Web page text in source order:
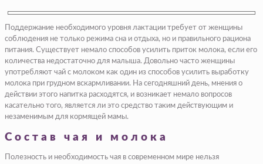
Поддержание необходимого уровня лактации требует от женщины
соблюдения не только режима сна и отдыха, но и правильного рациона
питания. Существует немало способов усилить приток молока, если его
количества недостаточно для малыша. Довольно часто женщины
употребляют чай с молоком как один из способов усилить выработку
молока при грудном вскармливании. На сегодняшний день, мнения о
действии этого напитка расходятся, и возникает немало вопросов
касательно того, является ли это средство таким действующим и
незаменимым для кормящей мамы.
Состав чая и молока
Полезность и необходимость чая в современном мире нельзя